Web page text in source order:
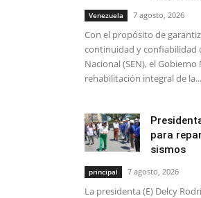
Venezuela 7 agosto, 2026
Con el propósito de
continuidad y confiabilidad
Nacional (SEN), el
rehabilitación integral de la...
para
sismos
principal 7 agosto, 2026
La presidenta (E) Delcy